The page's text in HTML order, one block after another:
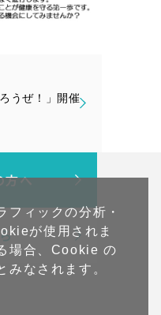
うぜ！」開催
方へ
フィックの分析・
が使用されま
場合、Cookie の
みなされます。